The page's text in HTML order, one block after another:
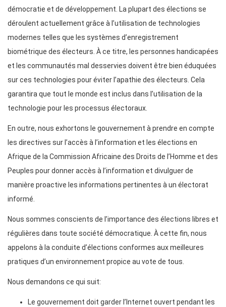
démocratie et de développement. La plupart des élections se
déroulent actuellement grâce à l’utilisation de technologies
modernes telles que les systèmes d’enregistrement
biométrique des électeurs. À ce titre, les personnes handicapées
et les communautés mal desservies doivent être bien éduquées
sur ces technologies pour éviter l’apathie des électeurs. Cela
garantira que tout le monde est inclus dans l’utilisation de la
technologie pour les processus électoraux.
En outre, nous exhortons le gouvernement à prendre en compte
les directives sur l’accès à l’information et les élections en
Afrique de la Commission Africaine des Droits de l’Homme et des
Peuples pour donner accès à l’information et divulguer de
manière proactive les informations pertinentes à un électorat
informé.
Nous sommes conscients de l’importance des élections libres et
régulières dans toute société démocratique. À cette fin, nous
appelons à la conduite d’élections conformes aux meilleures
pratiques d’un environnement propice au vote de tous.
Nous demandons ce qui suit:
Le gouvernement doit garder l’Internet ouvert pendant les